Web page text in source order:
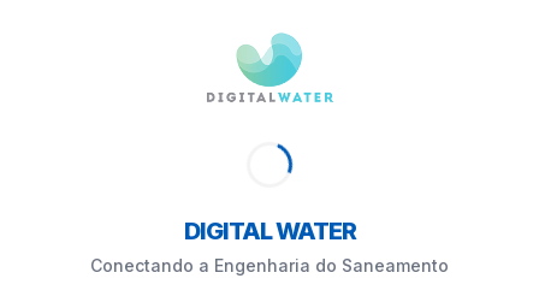
DIGITAL WATER
Conectando a Engenharia do Saneamento